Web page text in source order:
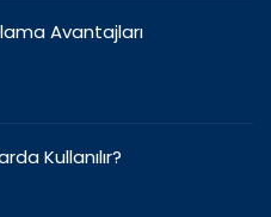
Avantajları
Kullanılır?